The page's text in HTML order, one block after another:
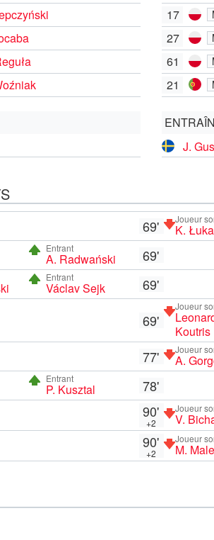
17
27
61
21
J.
69' Joueur
K.
Entrant
A. Radwański 69'
Entrant
Václav Sejk
69'
69'
Joueur
Koutris
77' Joueur
A.
Entrant
P. Kusztal
78'
90'
+2
Joueur
V.
90'
+2
Joueur
M.